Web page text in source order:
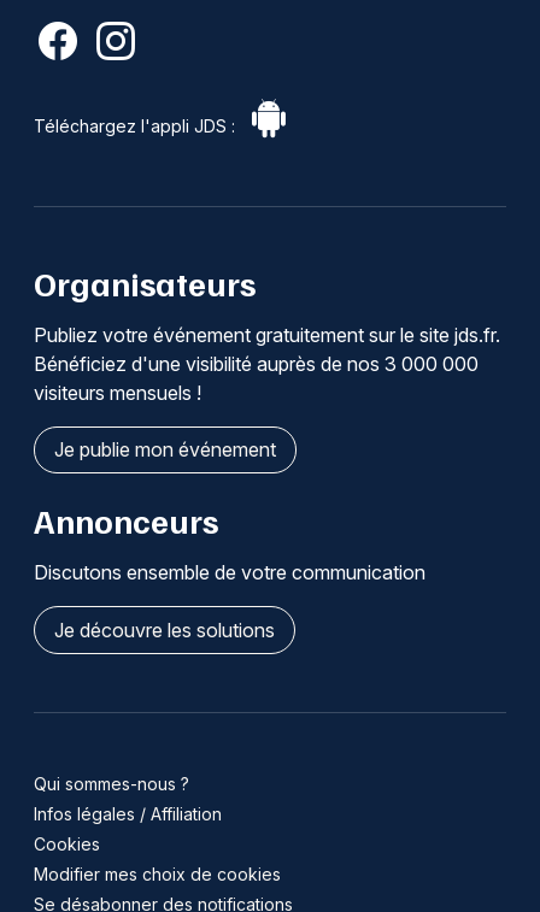
Téléchargez l'appli JDS :
Organisateurs
Publiez votre événement gratuitement sur le site jds.fr.
Bénéficiez d'une visibilité auprès de nos 3 000 000
visiteurs mensuels !
Je publie mon événement
Annonceurs
Discutons ensemble de votre communication
Je découvre les solutions
Qui sommes-nous ?
Infos légales / Affiliation
Cookies
Modifier mes choix de cookies
Se désabonner des notifications